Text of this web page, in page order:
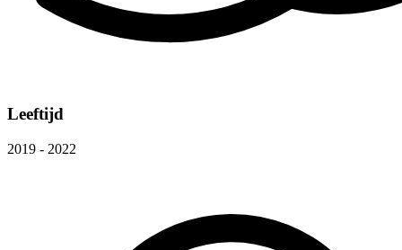
Leeftijd
2019 - 2022